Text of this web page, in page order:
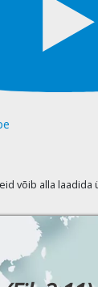
võib alla laadida